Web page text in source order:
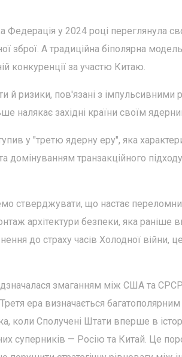
Федерація у 2024 році переглянула
зброї. А традиційна біполярна
конкуренції за участю Китаю.
й ризики, пов'язані з імпульсивними
налякає західні країни своїм
у "третю ядерну еру", яка
домінуванням транзакційного
стверджувати, що настає
архітектури безпеки, яка раніше
до страху часів Холодної війни,
змаганням між США та
ера визначається
коли Сполучені Штати вперше в
суперників — Росію та Китай. Це